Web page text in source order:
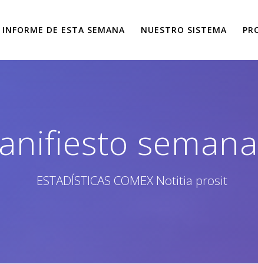
INFORME DE ESTA SEMANA NUESTRO SISTEMA
ESTADÍSTICAS COMEX Notitia prosit